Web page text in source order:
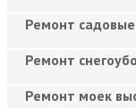
Ремонт
Ремонт
Ремонт моек